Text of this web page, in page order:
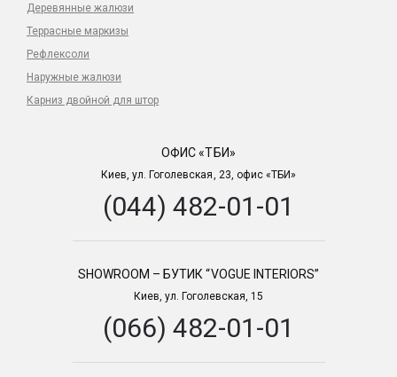
Деревянные жалюзи
Террасные маркизы
Рефлексоли
Наружные жалюзи
Карниз двойной для штор
ОФИС «ТБИ»
Киев, ул. Гоголевская, 23, офис «ТБИ»
(044) 482-01-01
SHOWROOM – БУТИК “VOGUE INTERIORS”
Киев, ул. Гоголевская, 15
(066) 482-01-01